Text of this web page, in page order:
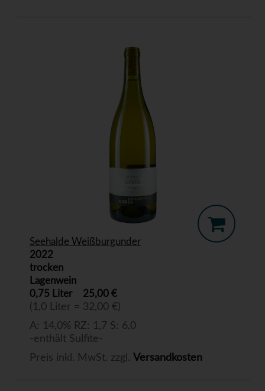
Seehalde Weißburgunder
2022
trocken
Lagenwein
0,75 Liter
25,00 €
(1,0 Liter = 32,00 €)
A: 14,0% RZ: 1,7 S: 6,0
-enthält Sulfite-
Preis inkl. MwSt. zzgl. Versandkosten